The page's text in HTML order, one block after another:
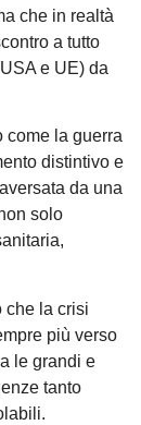
che in realtà
a tutto
e UE) da
come la guerra
distintivo e
da una
solo
che la crisi
più verso
le grandi e
tanto